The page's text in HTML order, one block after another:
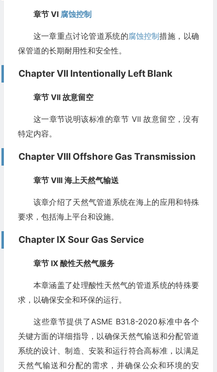
章节 VI 腐蚀控制
这一章重点讨论管道系统的腐蚀控制措施，以确
保管道的长期耐用性和安全性。
Chapter VII Intentionally Left Blank
章节 VII 故意留空
这一章节说明该标准的章节 VII 故意留空，没有
特定内容。
Chapter VIII Offshore Gas Transmission
章节 VIII 海上天然气输送
该章介绍了天然气管道系统在海上的应用和特殊
要求，包括海上平台和设施。
Chapter IX Sour Gas Service
章节 IX 酸性天然气服务
本章涵盖了处理酸性天然气的管道系统的特殊要
求，以确保安全和环保的运行。
这些章节提供了ASME B31.8-2020标准中各个
关键方面的详细指导，以确保天然气输送和分配管道
系统的设计、制造、安装和运行符合高标准，以满足
天然气输送和分配的需求，并确保公众和环境的安